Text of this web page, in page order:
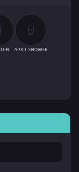
APRIL SHOWER